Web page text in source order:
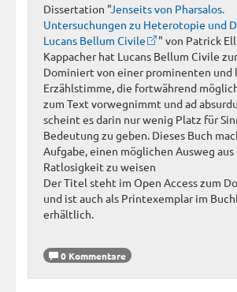
Dissertation "Jenseits von Pharsalos.
Untersuchungen zu Heterotopie und
Lucans Bellum Civile
" von Patrick
Kappacher hat Lucans Bellum Civile
Dominiert von einer prominenten und
Erzählstimme, die fortwährend
zum Text vorwegnimmt und ad
scheint es darin nur wenig Platz für
Bedeutung zu geben. Dieses Buch
Aufgabe, einen möglichen Ausweg aus
Ratlosigkeit zu weisen
Der Titel steht im Open Access zum
und ist auch als Printexemplar im
erhältlich.
0 Kommentare